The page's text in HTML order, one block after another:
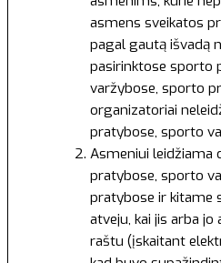
asmens sveikatos
pagal gautą išvadą
pasirinktose sporto
varžybose, sporto
organizatoriai
pratybose, sporto
Asmeniui leidžiama
pratybose, sporto
pratybose ir kitame
atveju, kai jis arba
raštu (įskaitant